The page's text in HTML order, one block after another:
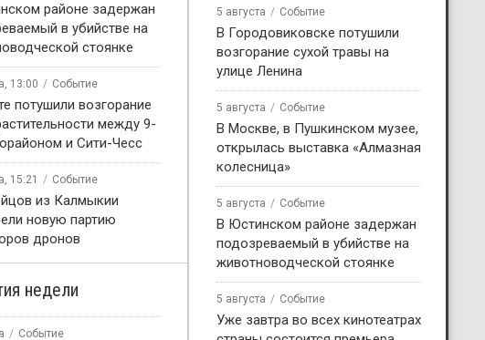
районе задержан
в убийстве на
стоянке
13:00 Событие
потушили возгорание
между 9-
и Сити-Чесс
15:21 Событие
из Калмыкии
новую партию
дронов
недели
Событие
5 августа Событие
В Городовиковске потушили
возгорание сухой травы на
улице Ленина
5 августа Событие
В Москве, в Пушкинском музее,
открылась выставка «Алмазная
колесница»
5 августа Событие
В Юстинском районе задержан
подозреваемый в убийстве на
животноводческой стоянке
5 августа Событие
Уже завтра во всех кинотеатрах